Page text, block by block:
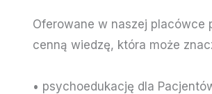
Oferowane w naszej placówce
cenną wiedzę, która może
• psychoedukację dla